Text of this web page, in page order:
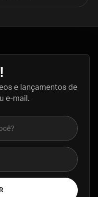
e lançamentos de
e-mail.